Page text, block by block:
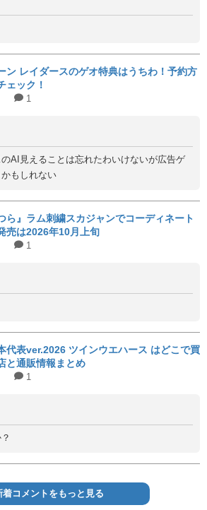
ン レイダースのゲオ特典はうちわ！予約方
ェック！
1
AI見えることは忘れたわいけないが広告ゲ
もしれない
ら』ラム刺繍スカジャンでコーディネート
売は2026年10月上旬
1
代表ver.2026 ツインウエハース はどこで買
と通販情報まとめ
1
着コメントをもっと見る